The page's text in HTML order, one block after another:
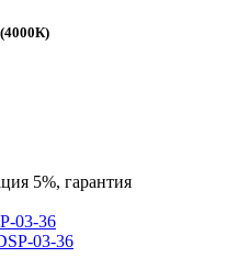
5%, гарантия
03-36